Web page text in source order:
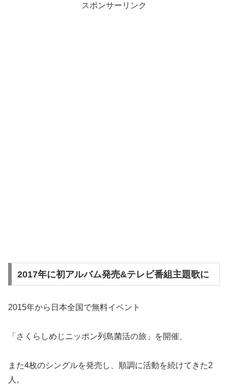
スポンサーリンク
2017年に初アルバム発売&テレビ番組主題歌に
2015年から日本全国で無料イベント
「さくらしめじニッポン列島菌活の旅」を開催、
また4枚のシングルを発売し、順調に活動を続けてきた2
人。